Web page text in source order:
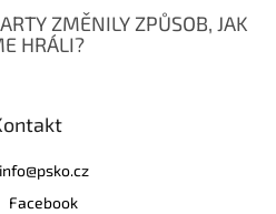
ZMĚNILY ZPŮSOB, JAK
HRÁLI?
info@psko.cz
Facebook